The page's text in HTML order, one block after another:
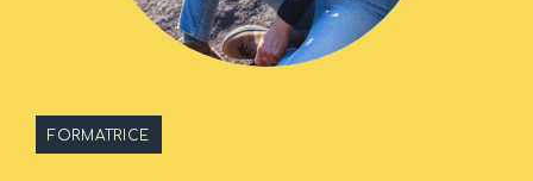
FORMATRICE